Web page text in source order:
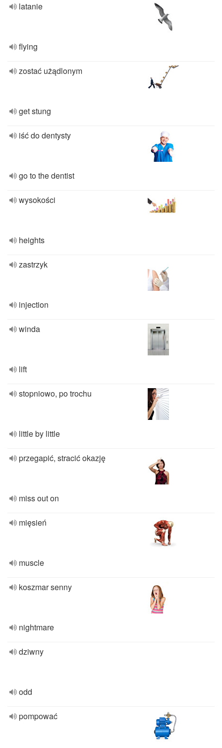
latanie
flying
zostać użądlonym
get stung
iść do dentysty
go to the dentist
wysokości
heights
zastrzyk
injection
winda
lift
stopniowo, po trochu
little by little
przegapić, stracić okazję
miss out on
mięsień
muscle
koszmar senny
nightmare
dziwny
odd
pompować